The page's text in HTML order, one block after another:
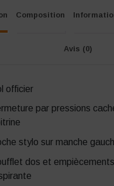
Composition
Avis (0)
officier
par pressions
stylo sur manche
dos et